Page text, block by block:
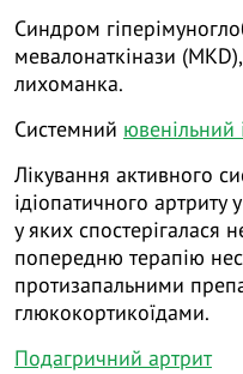
Синдром
мевалонаткінази
лихоманка.
Системний ювенільний
Лікування активного
ідіопатичного артриту
у яких спостерігалася
попередню терапію
протизапальними
глюкокортикоїдами.
Подагричний артрит